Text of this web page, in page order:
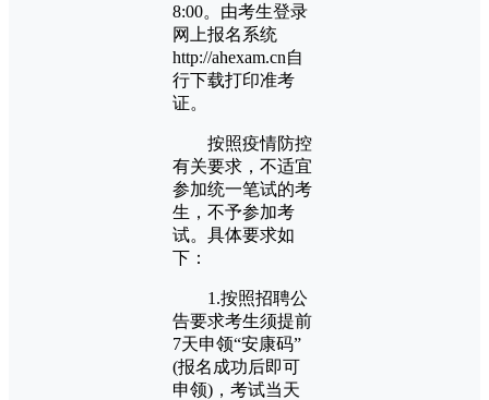
8:00。由考生登录
网上报名系统
http://ahexam.cn自
行下载打印准考
证。
按照疫情防控
有关要求，不适宜
参加统一笔试的考
生，不予参加考
试。具体要求如
下：
1.按照招聘公
告要求考生须提前
7天申领“安康码”
(报名成功后即可
申领)，考试当天